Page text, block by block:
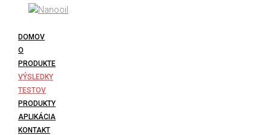
DOMOV
O
PRODUKTE
VÝSLEDKY
TESTOV
PRODUKTY
APLIKÁCIA
KONTAKT